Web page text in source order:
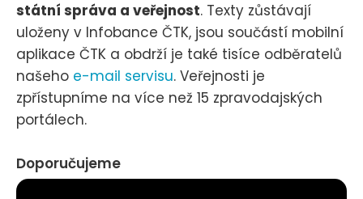
státní správa a veřejnost. Texty zůstávají
uloženy v Infobance ČTK, jsou součástí mobilní
aplikace ČTK a obdrží je také tisíce odběratelů
našeho e-mail servisu. Veřejnosti je
zpřístupníme na více než 15 zpravodajských
portálech.
Doporučujeme